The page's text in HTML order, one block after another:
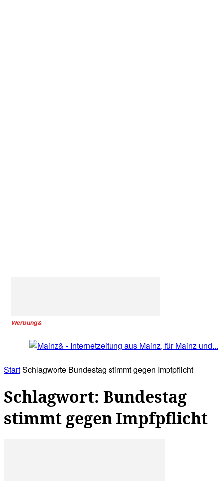
Werbung&
StartSchlagworte Bundestag stimmt gegen Impfpflicht
Schlagwort: Bundestag
stimmt gegen Impfpflicht